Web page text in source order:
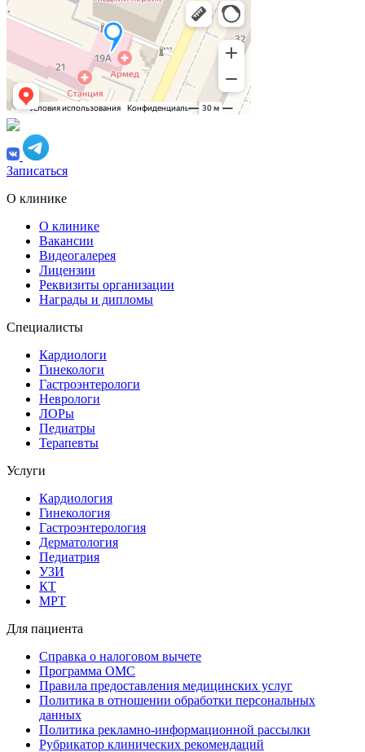
Записаться
О клинике
О клинике
Вакансии
Видеогалерея
Лицензии
Реквизиты организации
Награды и дипломы
Специалисты
Кардиологи
Гинекологи
Гастроэнтерологи
Неврологи
ЛОРы
Педиатры
Терапевты
Услуги
Кардиология
Гинекология
Гастроэнтерология
Дерматология
Педиатрия
УЗИ
КТ
МРТ
Для пациента
Справка о налоговом вычете
Программа ОМС
Правила предоставления медицинских услуг
Политика в отношении обработки персональных
данных
Политика рекламно-информационной рассылки
Рубрикатор клинических рекомендаций